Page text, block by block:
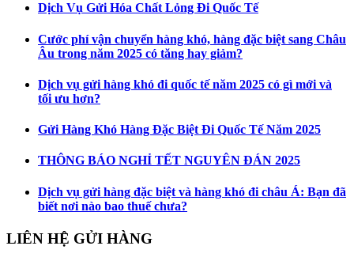
Dịch Vụ Gửi Hóa Chất Lỏng Đi Quốc Tế
Cước phí vận chuyển hàng khó, hàng đặc biệt sang Châu
Âu trong năm 2025 có tăng hay giảm?
Dịch vụ gửi hàng khó đi quốc tế năm 2025 có gì mới và
tối ưu hơn?
Gửi Hàng Khó Hàng Đặc Biệt Đi Quốc Tế Năm 2025
THÔNG BÁO NGHỈ TẾT NGUYÊN ĐÁN 2025
Dịch vụ gửi hàng đặc biệt và hàng khó đi châu Á: Bạn đã
biết nơi nào bao thuế chưa?
LIÊN HỆ GỬI HÀNG